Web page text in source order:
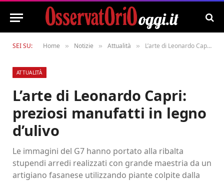
SEI SU: Home » Notizie » Attualità » L’arte di Leonardo Capri: preziosi manufatti in legno d’ulivo
ATTUALITÀ
L’arte di Leonardo Capri:
preziosi manufatti in legno
d’ulivo
Le immagini del G7 hanno portato alla ribalta
stupendi arredi realizzati con grande maestria da un
artigiano fasanese utilizzando piante colpite dalla